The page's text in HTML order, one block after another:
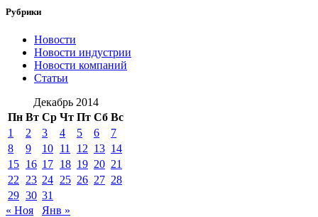
Рубрики
Новости
Новости индустрии
Новости компаний
Статьи
Декабрь 2014
Пн Вт Ср Чт Пт Сб Вс
1
2 3 4 5 6
7
8
9 10 11 12 13 14
15 16 17 18 19 20 21
22
23 24 25 26 27 28
29 30 31
« Ноя
Янв »